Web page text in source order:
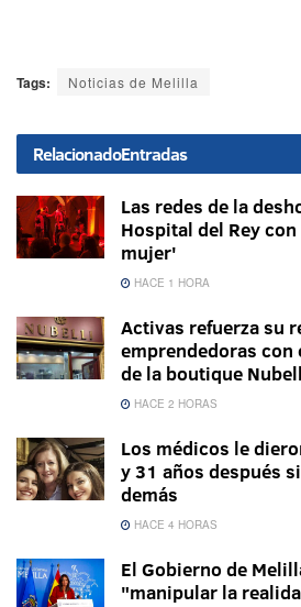
Tags: Noticias de Melilla
RelacionadoEntradas
Las redes de la
Hospital del Rey
mujer'
HACE 1 HORA
Activas refuerza su
emprendedoras
de la boutique
HACE 2 HORAS
Los médicos le
y 31 años después
demás
HACE 4 HORAS
El Gobierno de
"manipular la